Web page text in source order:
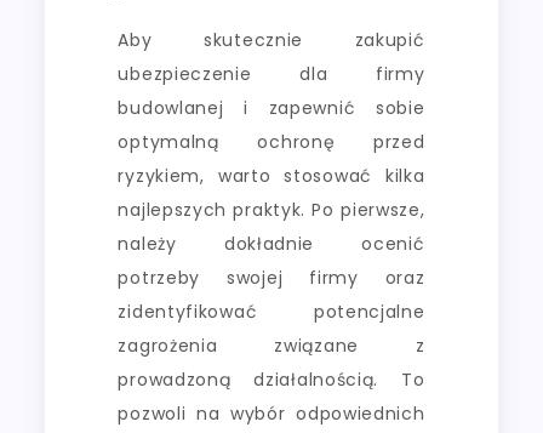
Aby skutecznie zakupić
ubezpieczenie dla firmy
budowlanej i zapewnić sobie
optymalną ochronę przed
ryzykiem, warto stosować kilka
najlepszych praktyk. Po pierwsze,
należy dokładnie ocenić
potrzeby swojej firmy oraz
zidentyfikować potencjalne
zagrożenia związane z
prowadzoną działalnością. To
pozwoli na wybór odpowiednich